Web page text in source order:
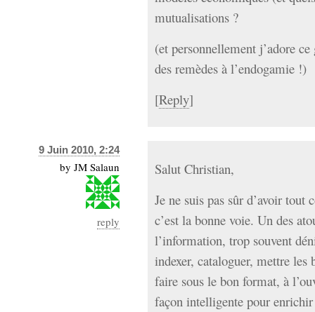
mutualisations ?
(et personnellement j’adore
des remèdes à l’endogamie !)
[Reply]
9 Juin 2010, 2:24
by JM Salaun
reply
Salut Christian,
Je ne suis pas sûr d’avoir
c’est la bonne voie. Un des
l’information, trop souvent
indexer, cataloguer, mettre les
faire sous le bon format, à
façon intelligente pour